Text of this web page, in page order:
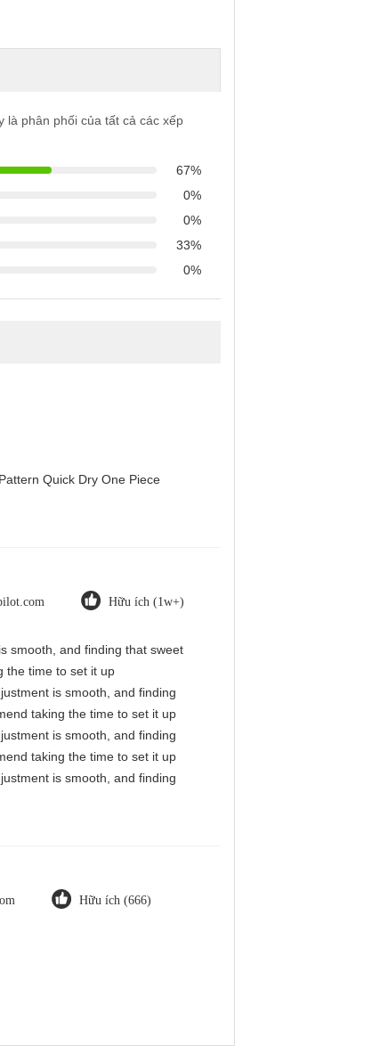
là phân phối của tất cả các xếp
67%
0%
0%
33%
0%
Quick Dry One Piece
Hữu ích (1w+)
smooth, and finding that sweet
the time to set it up
is smooth, and finding
taking the time to set it up
is smooth, and finding
taking the time to set it up
is smooth, and finding
Hữu ích (666)